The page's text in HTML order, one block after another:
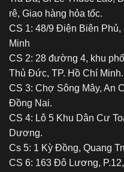
rê, Giao hàng hỏa tốc.
CS 1: 48/9 Điện Biên Phủ,
Minh
CS 2: 28 đường 4, khu
Thủ Đức, TP. Hồ Chí Minh.
CS 3: Chợ Sông Mây, An
Đồng Nai.
CS 4: Lô 5 Khu Dân Cư
Dương.
Cs 5: 1 Kỳ Đồng, Quang
CS 6: 163 Đô Lương,